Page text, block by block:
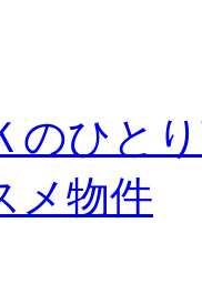
のひと
メ物件